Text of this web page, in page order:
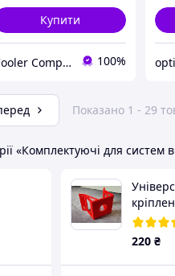
Купити
Cooler Components 100%
Показано 1 - 29
«Комплектуючі для систем
Aqara
дім,
220 ₴